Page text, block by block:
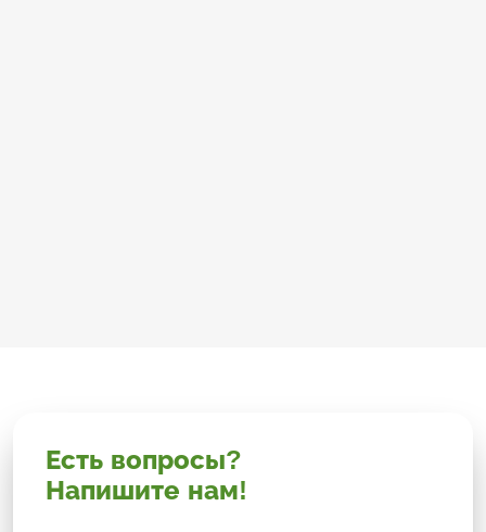
Есть вопросы?
Напишите нам!